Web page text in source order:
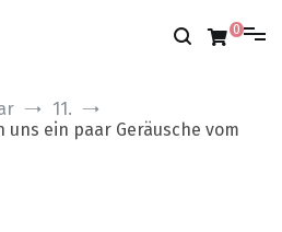
0
11.
uns ein paar Geräusche vom